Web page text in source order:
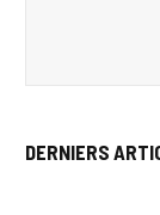
DERNIERS